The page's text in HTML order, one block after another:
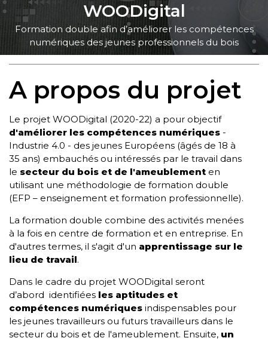
WOODigital
Formation double afin d’améliorer les compétences
numériques des jeunes professionnels du bois
A propos du projet
Le projet WOODigital (2020-22) a pour objectif
d'améliorer les compétences numériques -
Industrie 4.0 - des jeunes Européens (âgés de 18 à
35 ans) embauchés ou intéressés par le travail dans
le secteur du bois et de l'ameublement en
utilisant une méthodologie de formation double
(EFP – enseignement et formation professionnelle).
La formation double combine des activités menées
à la fois en centre de formation et en entreprise. En
d'autres termes, il s'agit d'un apprentissage sur le
lieu de travail.
Dans le cadre du projet WOODigital seront
d’abord identifiées les aptitudes et
compétences numériques indispensables pour
les jeunes travailleurs ou futurs travailleurs dans le
secteur du bois et de l'ameublement. Ensuite, un